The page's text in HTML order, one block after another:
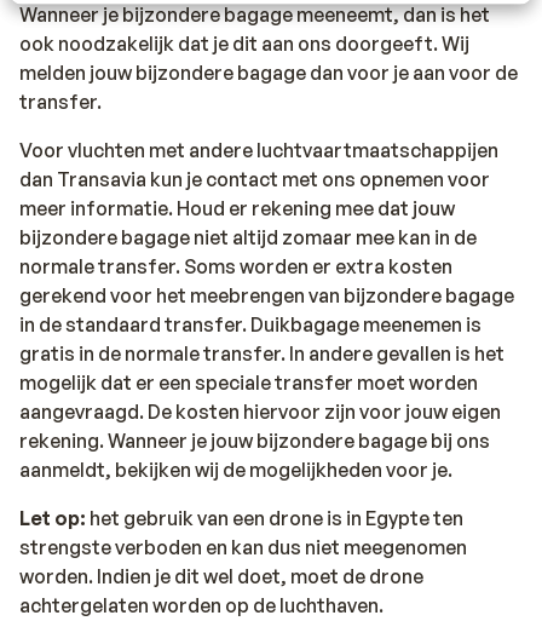
Wanneer je bijzondere bagage meeneemt, dan is het
ook noodzakelijk dat je dit aan ons doorgeeft. Wij
melden jouw bijzondere bagage dan voor je aan voor de
transfer.
Voor vluchten met andere luchtvaartmaatschappijen
dan Transavia kun je contact met ons opnemen voor
meer informatie. Houd er rekening mee dat jouw
bijzondere bagage niet altijd zomaar mee kan in de
normale transfer. Soms worden er extra kosten
gerekend voor het meebrengen van bijzondere bagage
in de standaard transfer. Duikbagage meenemen is
gratis in de normale transfer. In andere gevallen is het
mogelijk dat er een speciale transfer moet worden
aangevraagd. De kosten hiervoor zijn voor jouw eigen
rekening. Wanneer je jouw bijzondere bagage bij ons
aanmeldt, bekijken wij de mogelijkheden voor je.
Let op: het gebruik van een drone is in Egypte ten
strengste verboden en kan dus niet meegenomen
worden. Indien je dit wel doet, moet de drone
achtergelaten worden op de luchthaven.